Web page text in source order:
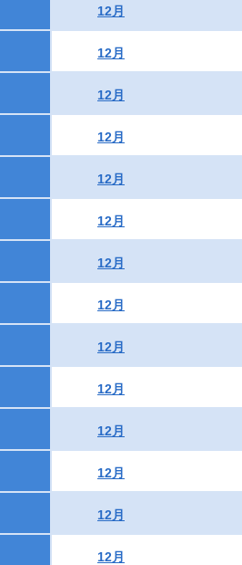
12月
12月
12月
12月
12月
12月
12月
12月
12月
12月
12月
12月
12月
12月